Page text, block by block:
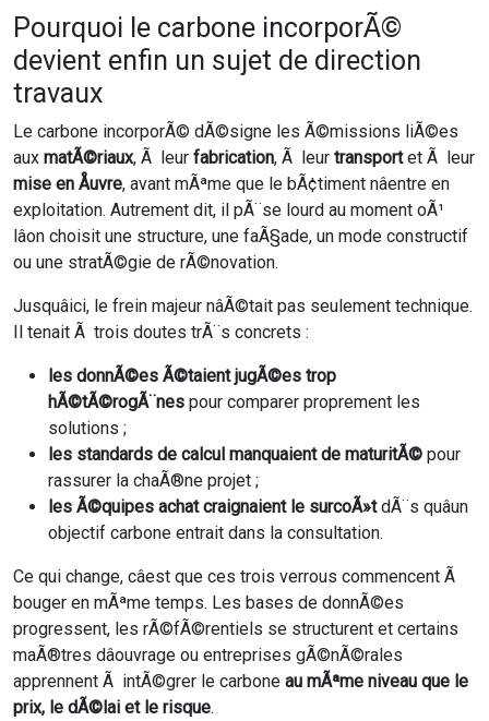
Pourquoi le carbone incorporÃ©
devient enfin un sujet de direction
travaux
Le carbone incorporÃ© dÃ©signe les Ã©missions liÃ©es
aux matÃ©riaux, Ã leur fabrication, Ã leur transportet Ã leur
mise en Åuvre, avant mÃªme que le bÃ¢timent nâentre en
exploitation. Autrement dit, il pÃ¨se lourd au moment oÃ¹
lâon choisit une structure, une faÃ§ade, un mode constructif
ou une stratÃ©gie de rÃ©novation.
Jusquâici, le frein majeur nâÃ©tait pas seulement technique.
Il tenait Ã trois doutes trÃ¨s concrets :
les donnÃ©es Ã©taient jugÃ©es trop
hÃ©tÃ©rogÃ¨nes pour comparer proprement les
solutions ;
les standards de calcul manquaient de maturitÃ© pour
rassurer la chaÃ®ne projet ;
les Ã©quipes achat craignaient le surcoÃ»tdÃ¨s quâun
objectif carbone entrait dans la consultation.
Ce qui change, câest que ces trois verrous commencent Ã
bouger en mÃªme temps. Les bases de donnÃ©es
progressent, les rÃ©fÃ©rentiels se structurent et certains
maÃ®tres dâouvrage ou entreprises gÃ©nÃ©rales
apprennent Ã intÃ©grer le carbone au mÃªme niveau que le
prix, le dÃ©lai et le risque.